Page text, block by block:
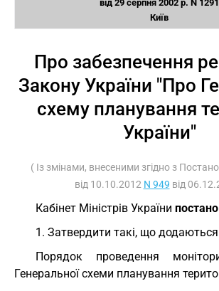
від 29 серпня 2002 р. N 1291
Київ
Про забезпечення
Закону України "Про
схему планування
України"
( Із змінами, внесеними згідно з
від 10.10.2012 N 949 від
Кабінет Міністрів України
1. Затвердити такі, що
Порядок проведення
Генеральної схеми планування